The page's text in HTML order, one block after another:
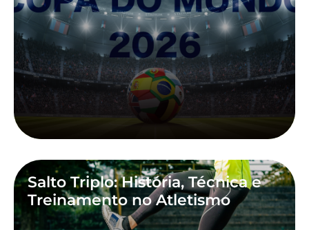
Salto Triplo: História, Técnica e
Treinamento no Atletismo